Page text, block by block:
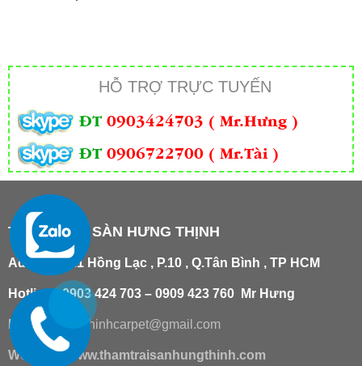
HỖ TRỢ TRỰC TUYẾN
ĐT 0903424703 ( Mr.Hưng )
ĐT 0906722700 ( Mr.Tài )
THẢM TRẢI SÀN HƯNG THỊNH
Add : 181/21 Hồng Lạc , P.10 , Q.Tân Bình , TP HCM
Hotline : 0903 424 703 – 0909 423 760 Mr Hưng
Email : hungthinhcarpet@gmail.com
Website: www.thamtraisanhungthinh.com